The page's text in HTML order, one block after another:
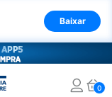
Baixar
0